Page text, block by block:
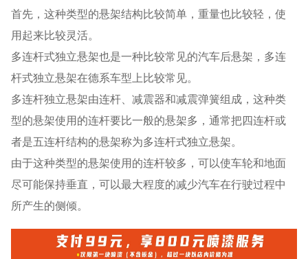
首先，这种类型的悬架结构比较简单，重量也比较轻，使
用起来比较灵活。
多连杆式独立悬架也是一种比较常见的汽车后悬架，多连
杆式独立悬架在德系车型上比较常见。
多连杆独立悬架由连杆、减震器和减震弹簧组成，这种类
型的悬架使用的连杆要比一般的悬架多，通常把四连杆或
者是五连杆结构的悬架称为多连杆式独立悬架。
由于这种类型的悬架使用的连杆较多，可以使车轮和地面
尽可能保持垂直，可以最大程度的减少汽车在行驶过程中
所产生的侧倾。